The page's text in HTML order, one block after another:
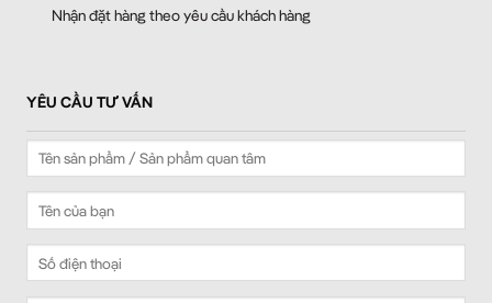
Nhận đặt hàng theo yêu cầu khách hàng
YÊU CẦU TƯ VẤN